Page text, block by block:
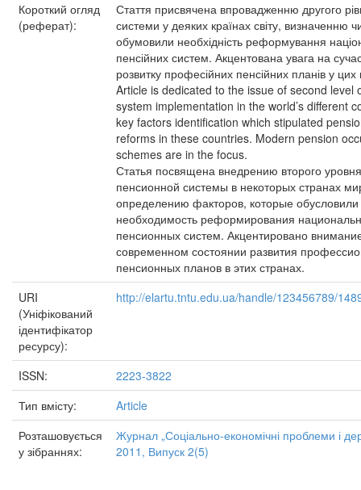
Короткий огляд
(реферат):
Стаття присвячена впровадженню другого
системи у деяких країнах світу, визначенню
обумовили необхідність реформування
пенсійних систем. Акцентована увага на
розвитку професійних пенсійних планів у цих
Article is dedicated to the issue of second level
system implementation in the world’s different
key factors identification which stipulated
reforms in these countries. Modern pension
schemes are in the focus.
Статья посвящена внедрению второго уровня
пенсионной системы в некоторых странах
определению факторов, которые обусловили
необходимость реформирования
пенсионных систем. Акцентировано
современном состоянии развития
пенсионных планов в этих странах.
URI
(Уніфікований
ідентифікатор
ресурсу):
http://elartu.tntu.edu.ua/handle/123456789/
ISSN:
2223-3822
Тип вмісту:
Article
Розташовується
у зібраннях:
Журнал „Соціально-економічні проблеми і
2011, Випуск 2(5)